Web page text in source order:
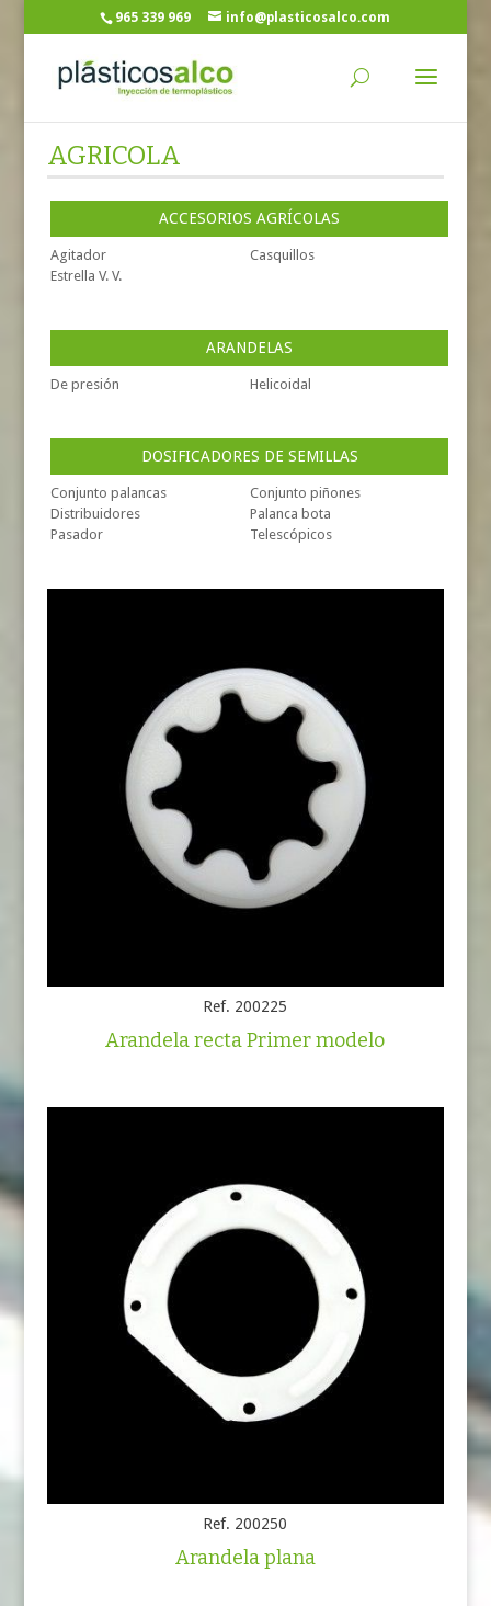
965 339 969 info@plasticosalco.com
AGRICOLA
ACCESORIOS AGRÍCOLAS
Agitador
Casquillos
Estrella V. V.
ARANDELAS
De presión Helicoidal
DOSIFICADORES DE SEMILLAS
Conjunto palancas
Conjunto piñones
Distribuidores
Palanca bota
Pasador
Telescópicos
Ref. 200225
Arandela recta Primer modelo
Ref. 200250
Arandela plana